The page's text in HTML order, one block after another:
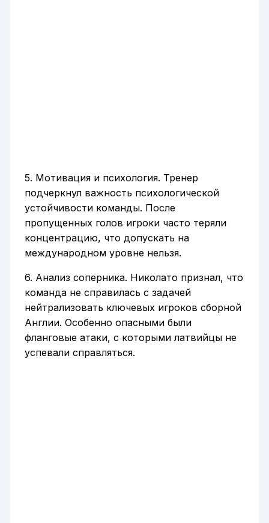
5. Мотивация и психология. Тренер
подчеркнул важность психологической
устойчивости команды. После
пропущенных голов игроки часто теряли
концентрацию, что допускать на
международном уровне нельзя.
6. Анализ соперника. Николато признал, что
команда не справилась с задачей
нейтрализовать ключевых игроков сборной
Англии. Особенно опасными были
фланговые атаки, с которыми латвийцы не
успевали справляться.